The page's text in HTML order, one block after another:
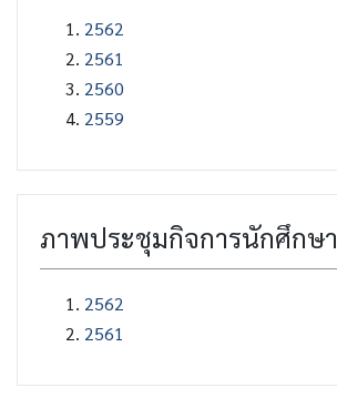
2562
2561
2560
2559
ภาพประชุมกิจการนักศึกษา
2562
2561